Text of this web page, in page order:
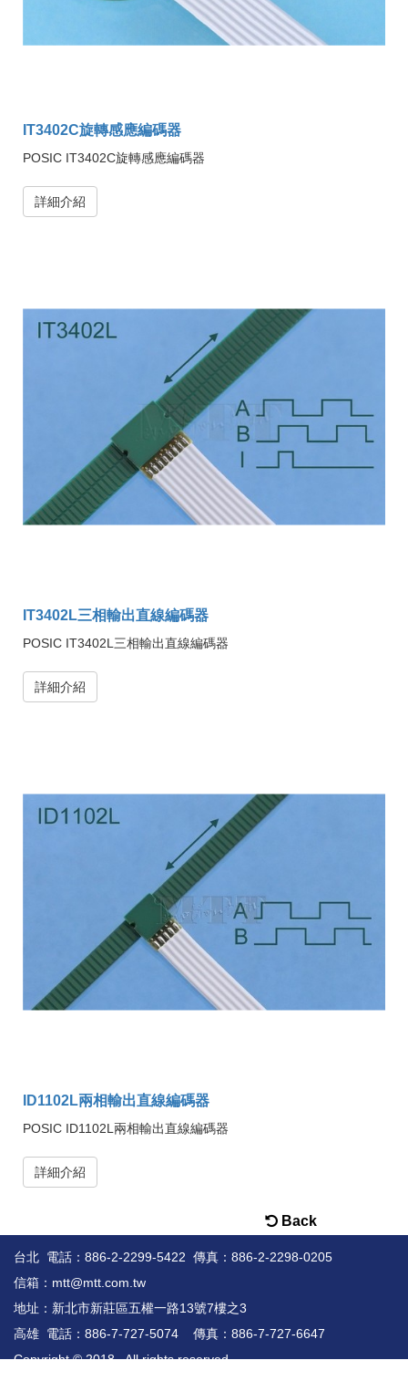
IT3402C旋轉感應編碼器
POSIC IT3402C旋轉感應編碼器
詳細介紹
IT3402L三相輸出直線編碼器
POSIC IT3402L三相輸出直線編碼器
詳細介紹
ID1102L兩相輸出直線編碼器
POSIC ID1102L兩相輸出直線編碼器
詳細介紹
Back
台北 電話：886-2-2299-5422 傳真：886-2-2298-0205
信箱： mtt@mtt.com.tw
地址： 新北市新莊區五權一路13號7樓之3
高雄 電話：886-7-727-5074 傳真：886-7-727-6647
Copyright © 2018 . All rights reserved.